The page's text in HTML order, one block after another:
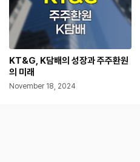
KT&G, K담배의 성장과 주주환원
의 미래
November 18, 2024